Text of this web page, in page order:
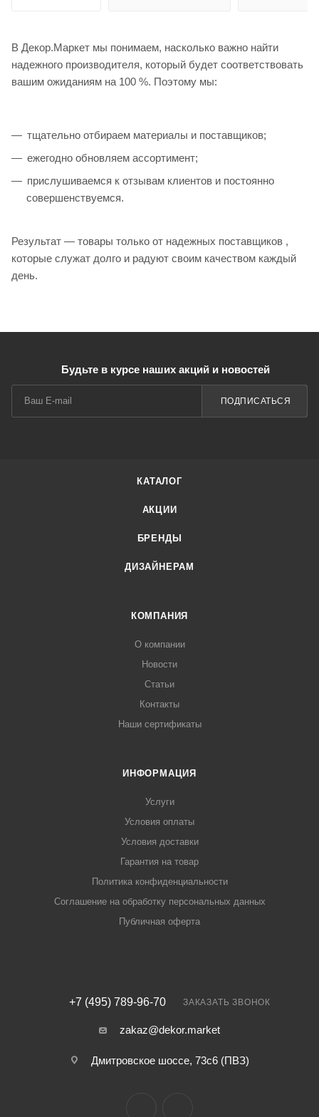
В Декор.Маркет мы понимаем, насколько важно найти
надежного производителя, который будет соответствовать
вашим ожиданиям на 100 %. Поэтому мы:
тщательно отбираем материалы и поставщиков;
ежегодно обновляем ассортимент;
прислушиваемся к отзывам клиентов и постоянно
совершенствуемся.
Результат — товары только от надежных поставщиков ,
которые служат долго и радуют своим качеством каждый
день.
Будьте в курсе наших акций и новостей
ПОДПИСАТЬСЯ
КАТАЛОГ
АКЦИИ
БРЕНДЫ
ДИЗАЙНЕРАМ
КОМПАНИЯ
О компании
Новости
Статьи
Контакты
Наши сертификаты
ИНФОРМАЦИЯ
Услуги
Условия оплаты
Условия доставки
Гарантия на товар
Политика конфиденциальности
Соглашение на обработку персональных данных
Публичная оферта
+7 (495) 789-96-70 ЗАКАЗАТЬ ЗВОНОК
zakaz@dekor.market
Дмитровское шоссе, 73с6 (ПВЗ)